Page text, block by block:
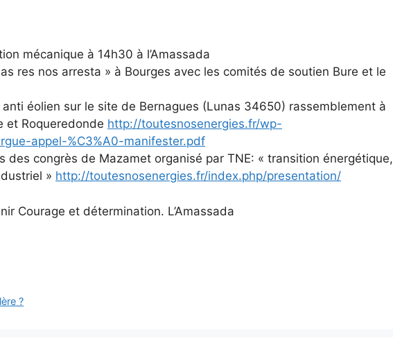
mécanique à 14h30 à l’Amassada
res nos arresta » à Bourges avec les comités de soutien Bure et le
éolien sur le site de Bernagues (Lunas 34650) rassemblement à
et Roqueredonde http://toutesnosenergies.fr/wp-
appel-%C3%A0-manifester.pdf
des congrès de Mazamet organisé par TNE: « transition énergétique,
» http://toutesnosenergies.fr/index.php/presentation/
Courage et détermination. L’Amassada
?